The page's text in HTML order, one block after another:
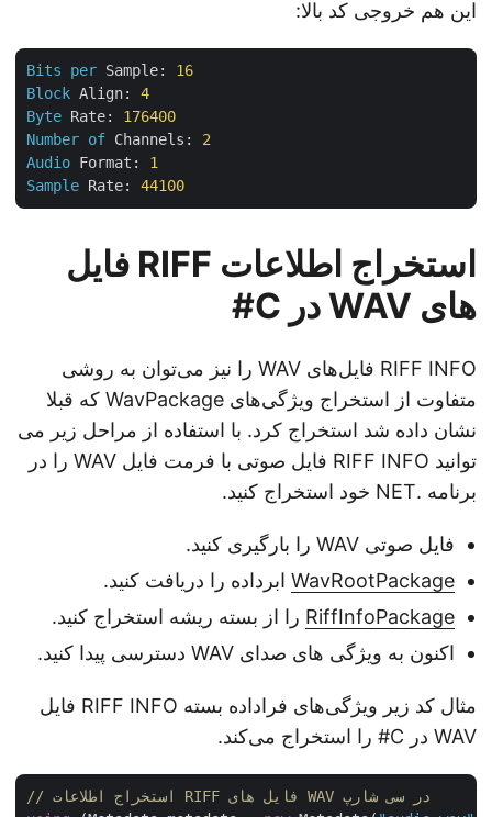
این هم خروجی کد بالا:
Bits per Sample: 16
Block Align:
Byte Rate: 176400
Number of Channels:
Audio Format:
Sample Rate: 44100
استخراج اطلاعات RIFF فایل
های WAV در C#
RIFF INFO فایل‌های WAV را نیز می‌توان به روشی
متفاوت از استخراج ویژگی‌های WavPackage که قبلا
نشان داده شد استخراج کرد. با استفاده از مراحل زیر می
توانید RIFF INFO فایل صوتی با فرمت فایل WAV را در
برنامه .NET خود استخراج کنید.
فایل صوتی WAV را بارگیری کنید.
WavRootPackageابرداده را دریافت کنید.
RiffInfoPackageرا از بسته ریشه استخراج کنید.
اکنون به ویژگی های صدای WAV دسترسی پیدا کنید.
مثال کد زیر ویژگی‌های فراداده بسته RIFF INFO فایل
WAV در C# را استخراج می‌کند.
// استخراج اطلاعات RIFF فایل های WAV در سی شارپ